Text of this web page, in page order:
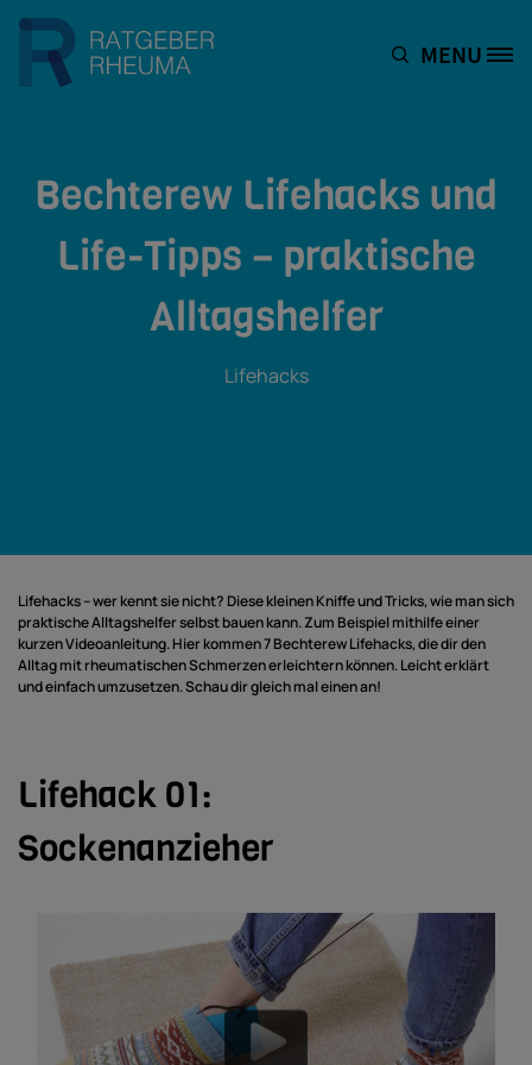
Site Logo MENU
Bechterew Lifehacks und
Life-Tipps – praktische
Alltagshelfer
Lifehacks
Lifehacks – wer kennt sie nicht? Diese kleinen Kniffe und Tricks, wie man sich
praktische Alltagshelfer selbst bauen kann. Zum Beispiel mithilfe einer
kurzen Videoanleitung. Hier kommen 7 Bechterew Lifehacks, die dir den
Alltag mit rheumatischen Schmerzen erleichtern können. Leicht erklärt
und einfach umzusetzen. Schau dir gleich mal einen an!
Lifehack 01:
Sockenanzieher